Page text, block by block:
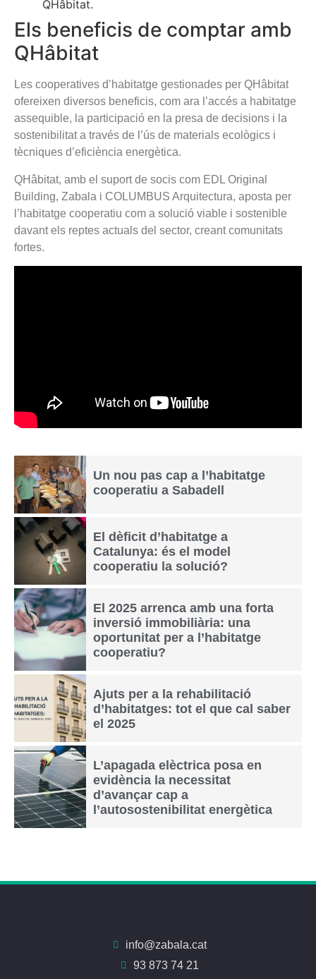
QHâbitat.
Els beneficis de comptar amb
QHâbitat
Les cooperatives d’habitatge gestionades per QHâbitat
ofereixen diversos beneficis, com ara l’accés a habitatge
assequible, la participació en la presa de decisions i la
sostenibilitat a través de l’ús de materials ecològics i
tècniques d’eficiència energètica.
QHâbitat, amb el suport de socis com EDL Original
Building, Zabala i COLUMBUS Arquitectura, aposta per
l’habitatge cooperatiu com a solució viable i sostenible
davant els reptes actuals del sector, creant comunitats
fortes.
Un nou pas cap a l’habitatge
cooperatiu a Sabadell
El dèficit d’habitatge a
Catalunya: és el model
cooperatiu la solució?
El 2025 arrenca amb una forta
inversió immobiliària: una
oportunitat per a l’habitatge
cooperatiu?
Ajuts per a la rehabilitació
d’habitatges: tot el que cal saber
el 2025
L’apagada elèctrica posa en
evidència la necessitat
d’avançar cap a
l’autosostenibilitat energètica
info@zabala.cat
93 873 74 21